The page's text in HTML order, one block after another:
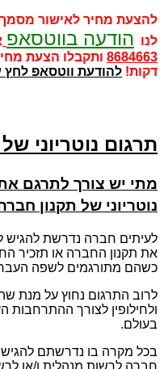
להצעת מחיר לאישור מסמך
לנו הודעה בווטסאפ
8684663 ותקבלו הצעת
דקות! להודעת ווטסאפ
תרגום נוטריוני
מתי יש צורך לתרגם
נוטריוני של תקנון
לעיתים חברה נדרשת להגיש
את תקנון החברה או תזכיר
כשהם מתורגמים לשפה
לרוב התרגום נחוץ על מנת
ולחילופין לצורך
בעולם.
בכל מקרה בו נדרשתם להגיש
חברה לרשות מנהלית ו/או